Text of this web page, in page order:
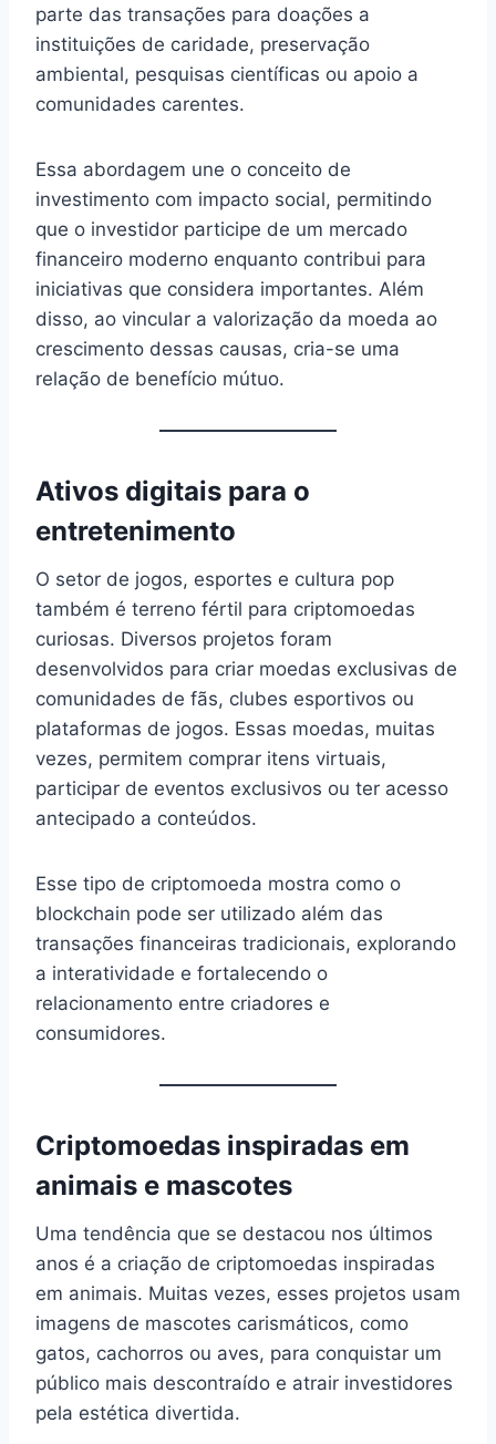
parte das transações para doações a
instituições de caridade, preservação
ambiental, pesquisas científicas ou apoio a
comunidades carentes.
Essa abordagem une o conceito de
investimento com impacto social, permitindo
que o investidor participe de um mercado
financeiro moderno enquanto contribui para
iniciativas que considera importantes. Além
disso, ao vincular a valorização da moeda ao
crescimento dessas causas, cria-se uma
relação de benefício mútuo.
Ativos digitais para o
entretenimento
O setor de jogos, esportes e cultura pop
também é terreno fértil para criptomoedas
curiosas. Diversos projetos foram
desenvolvidos para criar moedas exclusivas de
comunidades de fãs, clubes esportivos ou
plataformas de jogos. Essas moedas, muitas
vezes, permitem comprar itens virtuais,
participar de eventos exclusivos ou ter acesso
antecipado a conteúdos.
Esse tipo de criptomoeda mostra como o
blockchain pode ser utilizado além das
transações financeiras tradicionais, explorando
a interatividade e fortalecendo o
relacionamento entre criadores e
consumidores.
Criptomoedas inspiradas em
animais e mascotes
Uma tendência que se destacou nos últimos
anos é a criação de criptomoedas inspiradas
em animais. Muitas vezes, esses projetos usam
imagens de mascotes carismáticos, como
gatos, cachorros ou aves, para conquistar um
público mais descontraído e atrair investidores
pela estética divertida.